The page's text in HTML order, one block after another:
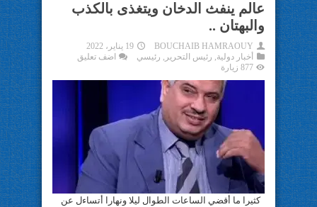
عالم ينفث الدخان ويتغذى بالكذب
والبهتان ..
BOUCHAIB HAMRAOUY
19 يناير، 2022
أخبار دولية, رئيس التحرير , رئيسي
اضف تعليق
877 زيارة
كثيرا ما أقضي الساعات الطوال ليلا ونهارا أتساءل عن